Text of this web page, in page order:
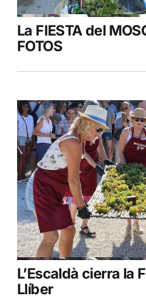
La FIESTA del
FOTOS
L’Escaldà cierra la
Llíber